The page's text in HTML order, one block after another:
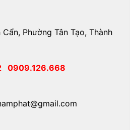
Phường Tân Tạo, Thành
0909.126.668